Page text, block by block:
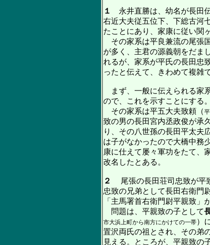
１ 永井直勝は、幼名が長田
右近大夫従五位下、下総古河
たことにあり、家康に従い関
その家系は平良兼流の尾張
が多く、主君の源義朝をだま
れるが、家系が平氏の長田忠
ったと伝えて、きわめて複雑
まず、一般に伝えられる家
ので、これを示すことにする。
その家系は平五大夫致頼（
致の男の長田宮内丞政俊が承
り、その八世孫の長田平太夫
は子がなかったので大橋中務
康に仕えて屡々軍功をたて、
改名したとある。
２
尾張の長田荘司忠致が平
忠致の兄弟として長田右衛門
「主馬署首右衛門尉平親致」
問題は、平親致の子として
市大浜上町から南方にかけての一帯）
置沢両氏の祖とされ、その弟
見える。ところが、平親致の